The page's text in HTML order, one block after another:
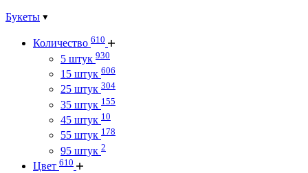
Букеты
Количество 610
5 штук 930
15 штук 606
25 штук 304
35 штук 155
45 штук 10
55 штук 178
95 штук 2
Цвет 610